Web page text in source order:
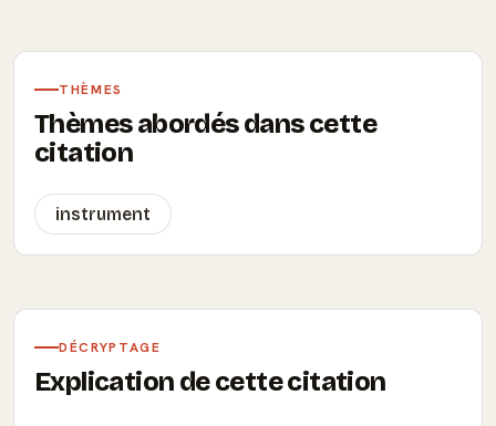
THÈMES
Thèmes abordés dans cette
citation
instrument
DÉCRYPTAGE
Explication de cette citation